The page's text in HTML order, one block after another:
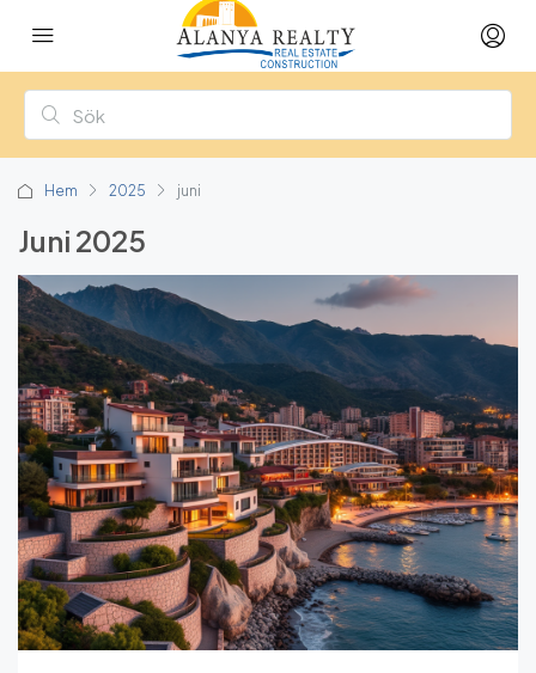
Hem 2025 juni
Juni 2025